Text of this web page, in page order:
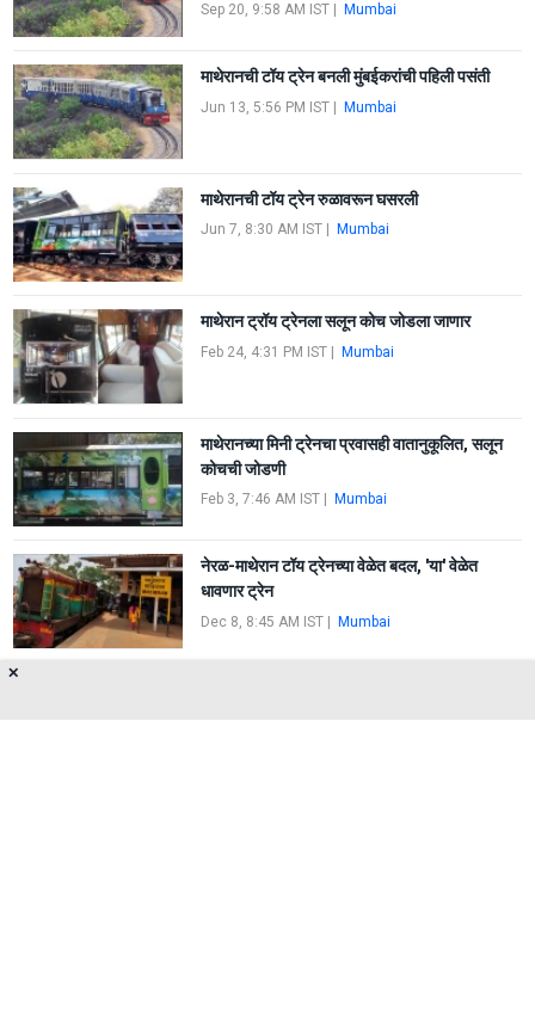
Sep 20, 9:58 AM IST| Mumbai
माथेरानची टॉय ट्रेन बनली मुंबईकरांची पहिली पसंती
Jun 13, 5:56 PM IST| Mumbai
माथेरानची टॉय ट्रेन रुळावरून घसरली
Jun 7, 8:30 AM IST| Mumbai
माथेरान ट्रॉय ट्रेनला सलून कोच जोडला जाणार
Feb 24, 4:31 PM IST| Mumbai
माथेरानच्या मिनी ट्रेनचा प्रवासही वातानुकूलित, सलून
कोचची जोडणी
Feb 3, 7:46 AM IST| Mumbai
नेरळ-माथेरान टॉय ट्रेनच्या वेळेत बदल, 'या' वेळेत
धावणार ट्रेन
Dec 8, 8:45 AM IST| Mumbai
✕